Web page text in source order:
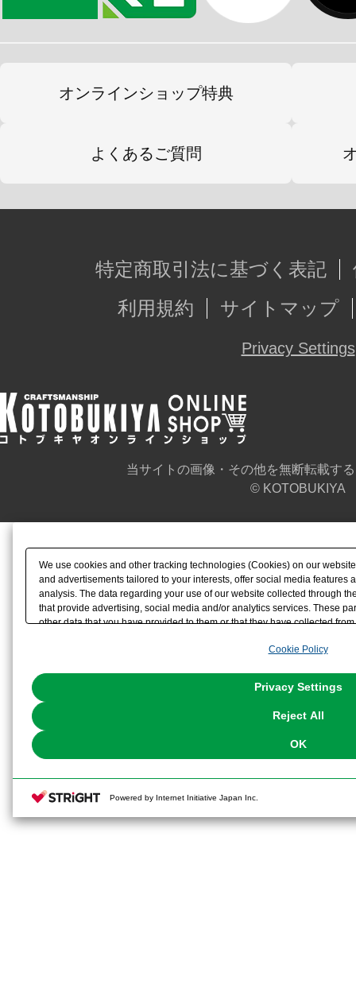
オンラインショップ特典
よくあるご質問
特定商取引法に基づく表記
利用規約
サイトマップ
Privacy Settings
当サイトの画像・その他を無断転載す
© KOTOBUKIYA
We use cookies and other tracking technologies (Cookies) on our
and advertisements tailored to your interests, offer social media features
analysis. The data regarding your use of our website collected through
that provide advertising, social media and/or analytics services. These
other data that you have provided to them or that they have collected
the use of all Cookies except for Strictly Necessary Cookies, please
You can change your consent or rejection settings at any time via
Cookie Policy
Privacy Settings
Reject All
OK
Powered by Internet Initiative Japan Inc.